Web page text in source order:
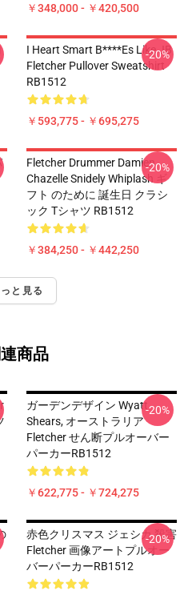
￥348,000 - ￥420,500
I Heart Smart B****es Like JB
Fletcher Pullover Sweatshirt
RB1512
￥593,775 - ￥695,275
-20%
Fletcher Drummer Damien
Chazelle Snidely Whiplash ギ
フト のために 誕生日 クラシ
ック Tシャツ RB1512
￥384,250 - ￥442,250
-20%
っと見る
商品
ガーデンデザイン Wyatt
Shears, オーストラリア
Fletcher せん断プルオーバー
パーカーRB1512
￥622,775 - ￥724,275
-20%
赤色クリスマス ジェシカ 殺害
Fletcher 画像アートプルオー
バーパーカーRB1512
-20%